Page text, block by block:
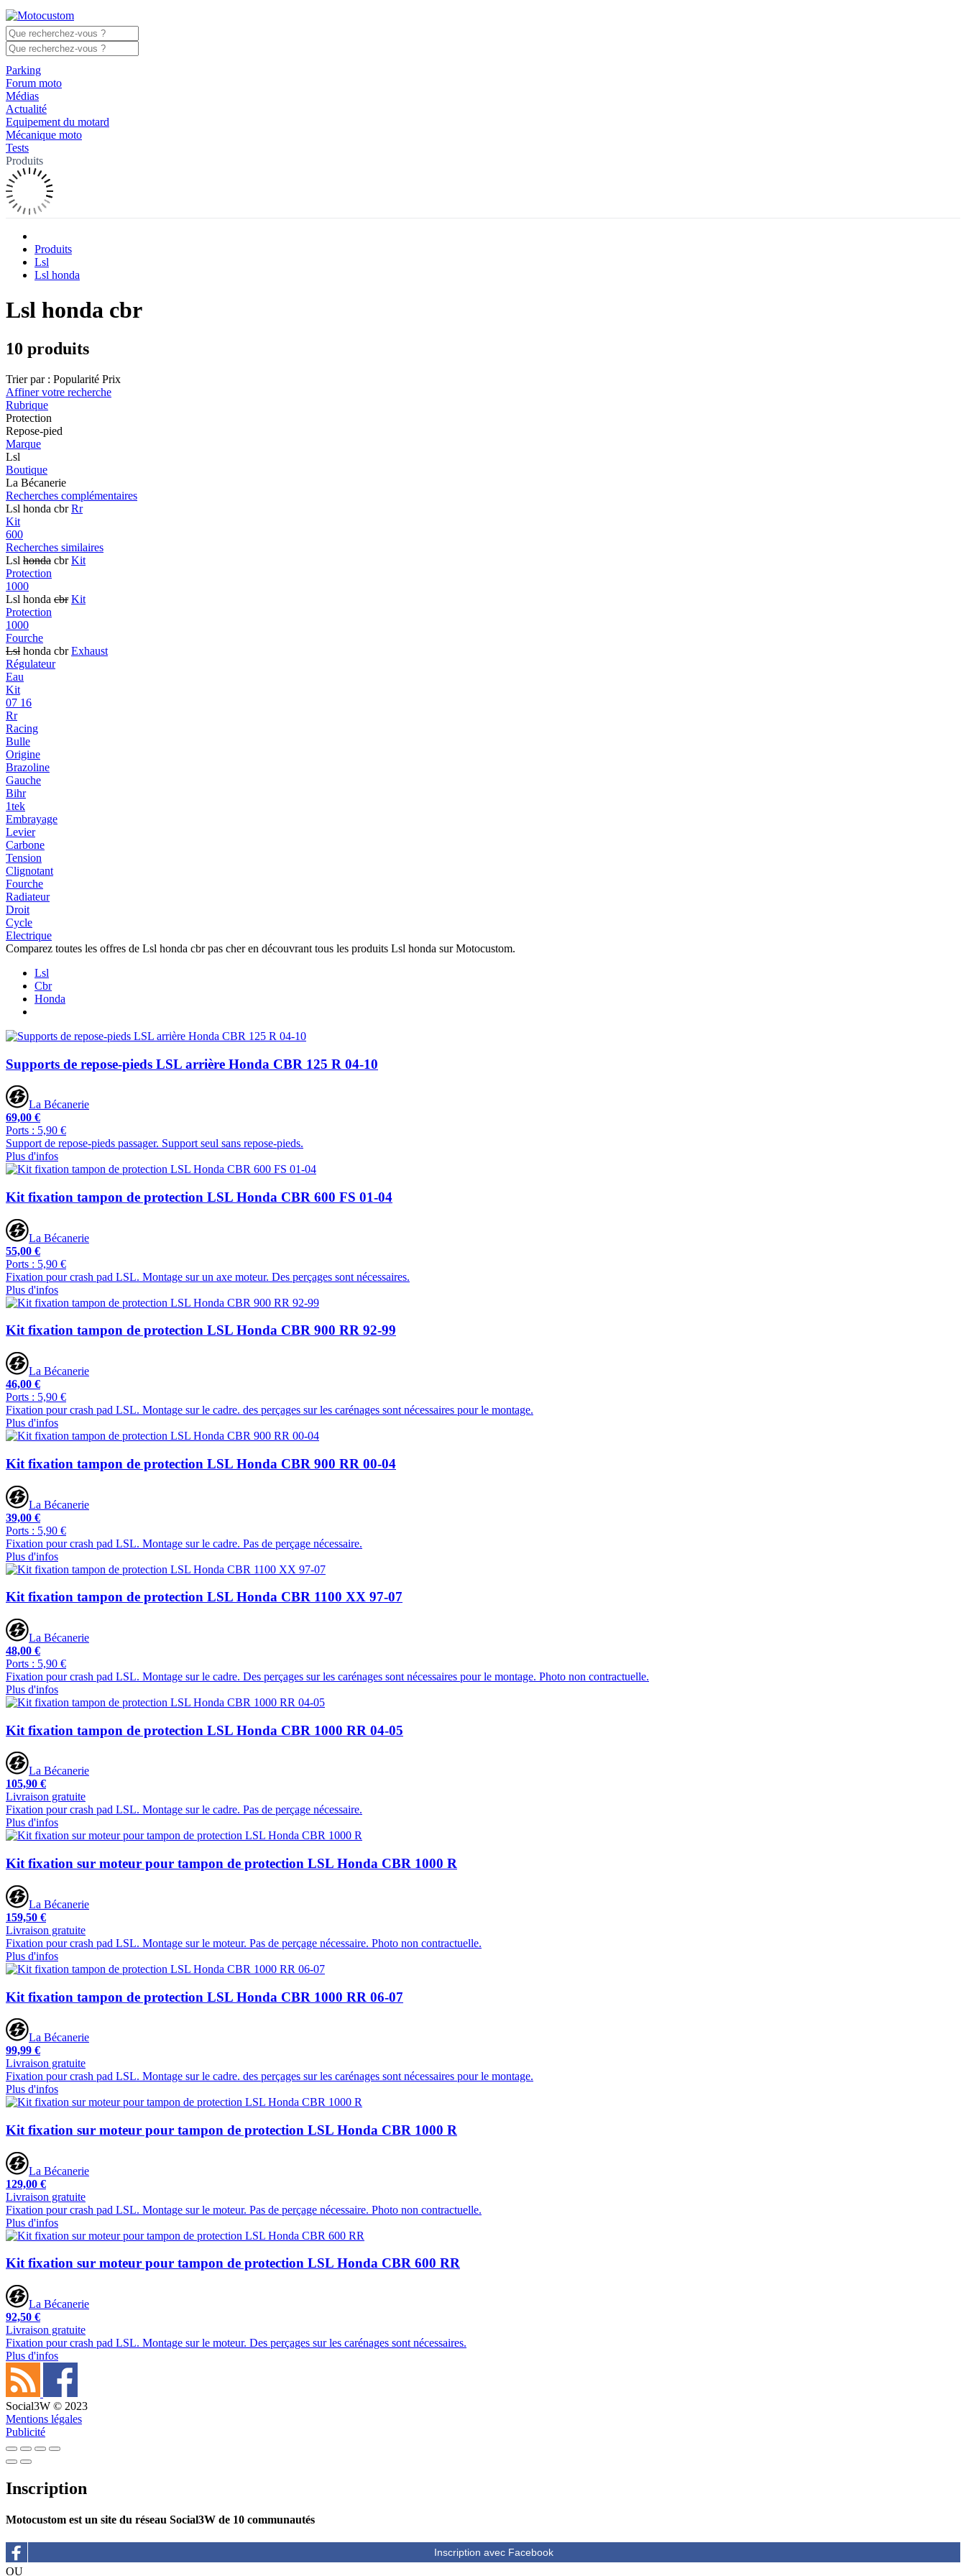
Parking
Forum moto
Médias
Actualité
Equipement du motard
Mécanique moto
Tests
Produits
Produits
Lsl
Lsl honda
Lsl honda cbr
10 produits
Trier par : Popularité Prix
Affiner votre recherche
Rubrique
Protection
Repose-pied
Marque
Lsl
Boutique
La Bécanerie
Recherches complémentaires
Lsl honda cbr Rr
Kit
600
Recherches similaires
Lsl honda cbr Kit
Protection
1000
Lsl honda cbr Kit
Protection
1000
Fourche
Lsl honda cbr Exhaust
Régulateur
Eau
Kit
07 16
Rr
Racing
Bulle
Origine
Brazoline
Gauche
Bihr
1tek
Embrayage
Levier
Carbone
Tension
Clignotant
Fourche
Radiateur
Droit
Cycle
Electrique
Comparez toutes les offres de Lsl honda cbr pas cher en découvrant tous les produits Lsl honda sur Motocustom.
Lsl
Cbr
Honda
Supports de repose-pieds LSL arrière Honda CBR 125 R 04-10
La Bécanerie
69,00 €
Ports : 5,90 €
Support de repose-pieds passager. Support seul sans repose-pieds.
Plus d'infos
Kit fixation tampon de protection LSL Honda CBR 600 FS 01-04
La Bécanerie
55,00 €
Ports : 5,90 €
Fixation pour crash pad LSL. Montage sur un axe moteur. Des perçages sont nécessaires.
Plus d'infos
Kit fixation tampon de protection LSL Honda CBR 900 RR 92-99
La Bécanerie
46,00 €
Ports : 5,90 €
Fixation pour crash pad LSL. Montage sur le cadre. des perçages sur les carénages sont nécessaires pour le montage.
Plus d'infos
Kit fixation tampon de protection LSL Honda CBR 900 RR 00-04
La Bécanerie
39,00 €
Ports : 5,90 €
Fixation pour crash pad LSL. Montage sur le cadre. Pas de perçage nécessaire.
Plus d'infos
Kit fixation tampon de protection LSL Honda CBR 1100 XX 97-07
La Bécanerie
48,00 €
Ports : 5,90 €
Fixation pour crash pad LSL. Montage sur le cadre. Des perçages sur les carénages sont nécessaires pour le montage. Photo non contractuelle.
Plus d'infos
Kit fixation tampon de protection LSL Honda CBR 1000 RR 04-05
La Bécanerie
105,90 €
Livraison gratuite
Fixation pour crash pad LSL. Montage sur le cadre. Pas de perçage nécessaire.
Plus d'infos
Kit fixation sur moteur pour tampon de protection LSL Honda CBR 1000 R
La Bécanerie
159,50 €
Livraison gratuite
Fixation pour crash pad LSL. Montage sur le moteur. Pas de perçage nécessaire. Photo non contractuelle.
Plus d'infos
Kit fixation tampon de protection LSL Honda CBR 1000 RR 06-07
La Bécanerie
99,99 €
Livraison gratuite
Fixation pour crash pad LSL. Montage sur le cadre. des perçages sur les carénages sont nécessaires pour le montage.
Plus d'infos
Kit fixation sur moteur pour tampon de protection LSL Honda CBR 1000 R
La Bécanerie
129,00 €
Livraison gratuite
Fixation pour crash pad LSL. Montage sur le moteur. Pas de perçage nécessaire. Photo non contractuelle.
Plus d'infos
Kit fixation sur moteur pour tampon de protection LSL Honda CBR 600 RR
La Bécanerie
92,50 €
Livraison gratuite
Fixation pour crash pad LSL. Montage sur le moteur. Des perçages sur les carénages sont nécessaires.
Plus d'infos
Social3W © 2023
Mentions légales
Publicité
Inscription
Motocustom est un site du réseau Social3W de 10 communautés
OU